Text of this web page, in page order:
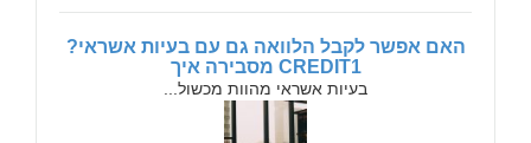
האם אפשר לקבל הלוואה גם עם בעיות אשראי?
CREDIT1 מסבירה איך
בעיות אשראי מהוות מכשול...